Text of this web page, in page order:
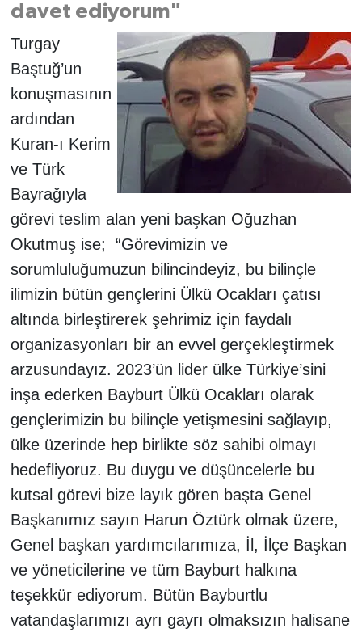
davet ediyorum"
Turgay
Baştuğ’un
konuşmasının
ardından
Kuran-ı Kerim
ve Türk
Bayrağıyla
görevi teslim alan yeni başkan Oğuzhan
Okutmuş ise;
“Görevimizin ve
sorumluluğumuzun bilincindeyiz, bu bilinçle
ilimizin bütün gençlerini Ülkü Ocakları çatısı
altında birleştirerek şehrimiz için faydalı
organizasyonları bir an evvel gerçekleştirmek
arzusundayız. 2023’ün lider ülke Türkiye’sini
inşa ederken Bayburt Ülkü Ocakları olarak
gençlerimizin bu bilinçle yetişmesini sağlayıp,
ülke üzerinde hep birlikte söz sahibi olmayı
hedefliyoruz. Bu duygu ve düşüncelerle bu
kutsal görevi bize layık gören başta Genel
Başkanımız sayın Harun Öztürk olmak üzere,
Genel başkan yardımcılarımıza, İl, İlçe Başkan
ve yöneticilerine ve tüm Bayburt halkına
teşekkür ediyorum. Bütün Bayburtlu
vatandaşlarımızı ayrı gayrı olmaksızın halisane